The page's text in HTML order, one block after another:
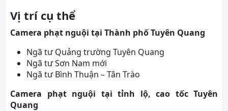
Vị trí cụ thể
Camera phạt nguội tại Thành phố Tuyên Quang
Ngã tư Quảng trường Tuyên Quang
Ngã tư Sơn Nam mới
Ngã tư Bình Thuận – Tân Trào
Camera phạt nguội tại tỉnh lộ, cao tốc Tuyên
Quang